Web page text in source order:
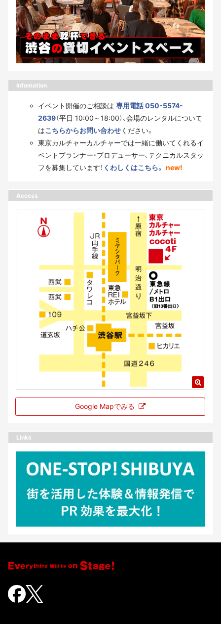
Infomation
イベント開催のご相談は 専用電話 050-5574-
2639（平日 10:00～18:00）、会場のレンタルについて
はこちらからお問い合わせください。
東京カルチャーカルチャーでは一緒に働いてくれるイ
ベントプランナー・プロデューサー、テクニカルスタッ
フを募集しています！ くわしくはこちら。 new!
Access
Google Mapでみる
Links